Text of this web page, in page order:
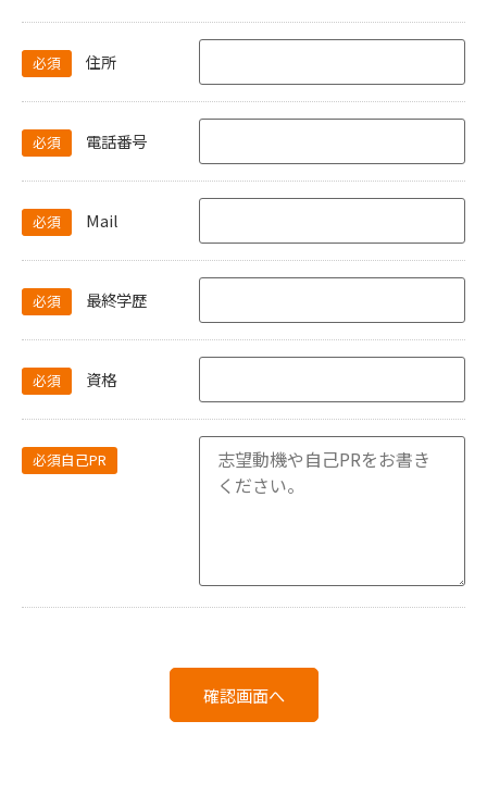
必須 住所
必須 電話番号
必須 Mail
必須 最終学歴
必須 資格
必須自己PR